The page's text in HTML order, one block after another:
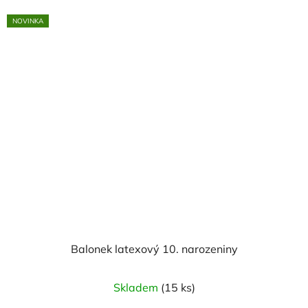
NOVINKA
Balonek latexový 10. narozeniny
Skladem (15 ks)